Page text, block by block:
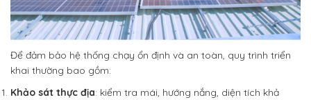
Để đảm bảo hệ thống chạy ổn định và an toàn, quy trình triển
khai thường bao gồm:
Khảo sát thực địa: kiểm tra mái, hướng nắng, diện tích khả